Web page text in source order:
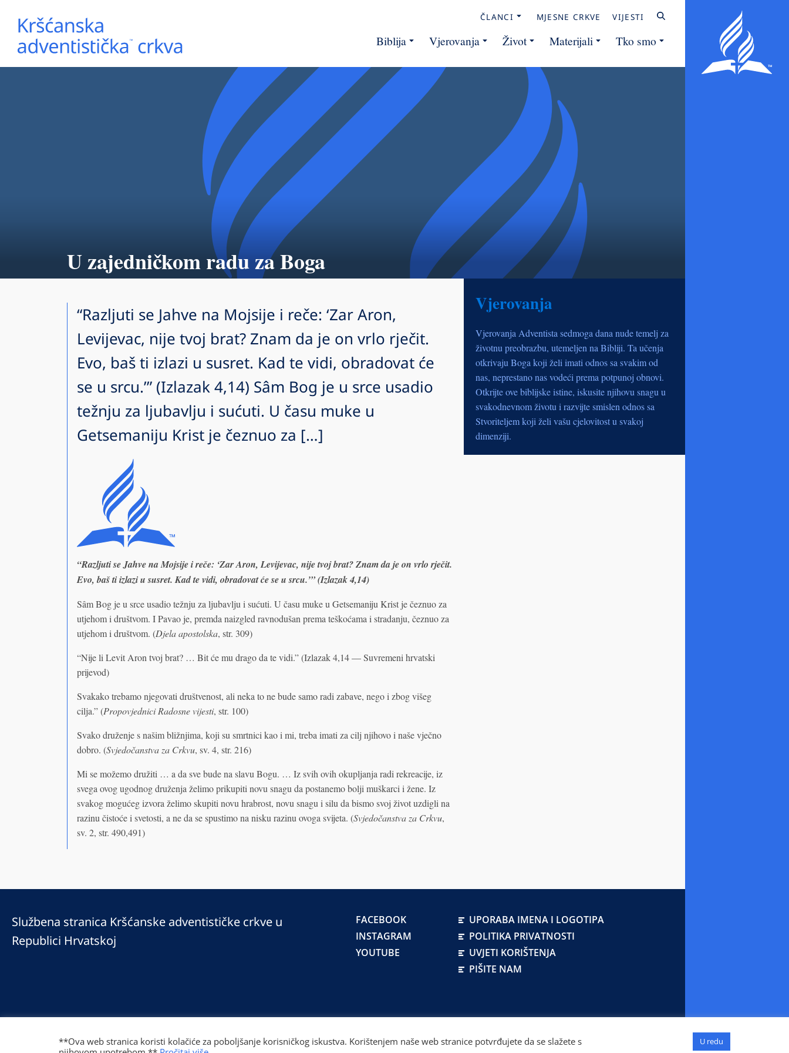
ČLANCI MJESNE CRKVE VIJESTI
Biblija Vjerovanja Život Materijali Tko smo
U zajedničkom radu za Boga
“Razljuti se Jahve na Mojsije i reče: ‘Zar Aron,
Levijevac, nije tvoj brat? Znam da je on vrlo rječit.
Evo, baš ti izlazi u susret. Kad te vidi, obradovat će
se u srcu.’” (Izlazak 4,14) Sâm Bog je u srce usadio
težnju za ljubavlju i sućuti. U času muke u
Getsemaniju Krist je čeznuo za […]
“Razljuti se Jahve na Mojsije i reče: ‘Zar Aron, Levijevac, nije tvoj brat? Znam da je on vrlo rječit.
Evo, baš ti izlazi u susret. Kad te vidi, obradovat će se u srcu.’” (Izlazak 4,14)
Sâm Bog je u srce usadio težnju za ljubavlju i sućuti. U času muke u Getsemaniju Krist je čeznuo za
utjehom i društvom. I Pavao je, premda naizgled ravnodušan prema teškoćama i stradanju, čeznuo za
utjehom i društvom. (Djela apostolska, str. 309)
“Nije li Levit Aron tvoj brat? … Bit će mu drago da te vidi.” (Izlazak 4,14 — Suvremeni hrvatski
prijevod)
Svakako trebamo njegovati društvenost, ali neka to ne bude samo radi zabave, nego i zbog višeg
cilja.” (Propovjednici Radosne vijesti, str. 100)
Svako druženje s našim bližnjima, koji su smrtnici kao i mi, treba imati za cilj njihovo i naše vječno
dobro. (Svjedočanstva za Crkvu, sv. 4, str. 216)
Mi se možemo družiti … a da sve bude na slavu Bogu. … Iz svih ovih okupljanja radi rekreacije, iz
svega ovog ugodnog druženja želimo prikupiti novu snagu da postanemo bolji muškarci i žene. Iz
svakog mogućeg izvora želimo skupiti novu hrabrost, novu snagu i silu da bismo svoj život uzdigli na
razinu čistoće i svetosti, a ne da se spustimo na nisku razinu ovoga svijeta. (Svjedočanstva za Crkvu,
sv. 2, str. 490,491)
Vjerovanja
Vjerovanja Adventista sedmoga dana nude temelj za
životnu preobrazbu, utemeljen na Bibliji. Ta učenja
otkrivaju Boga koji želi imati odnos sa svakim od
nas, neprestano nas vodeći prema potpunoj obnovi.
Otkrijte ove biblijske istine, iskusite njihovu snagu u
svakodnevnom životu i razvijte smislen odnos sa
Stvoriteljem koji želi vašu cjelovitost u svakoj
dimenziji.
Službena stranica Kršćanske adventističke crkve u
Republici Hrvatskoj
Prilaz Gjure Deželića 77 Zagreb 10000 Hrvatska 01 236 1900
FACEBOOK
INSTAGRAM
YOUTUBE
UPORABA IMENA I LOGOTIPA
POLITIKA PRIVATNOSTI
UVJETI KORIŠTENJA
PIŠITE NAM
**Ova web stranica koristi kolačiće za poboljšanje korisničkog iskustva. Korištenjem naše web stranice potvrđujete da se slažete s
U redu